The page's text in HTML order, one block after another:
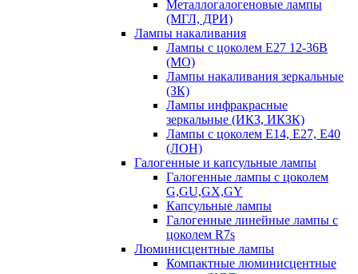
Металлогалогеновые лампы
(МГЛ, ДРИ)
Лампы накаливания
Лампы с цоколем Е27 12-36В
(МО)
Лампы накаливания зеркальные
(ЗК)
Лампы инфракрасные
зеркальные (ИКЗ, ИКЗК)
Лампы с цоколем Е14, Е27, Е40
(ЛОН)
Галогенные и капсульные лампы
Галогенные лампы с цоколем
G,GU,GX,GY
Капсульные лампы
Галогенные линейные лампы с
цоколем R7s
Люминисцентные лампы
Компактные люминисцентные